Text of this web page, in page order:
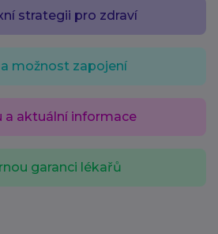
strategii pro zdraví
a možnost zapojení
a aktuální informace
garanci lékařů